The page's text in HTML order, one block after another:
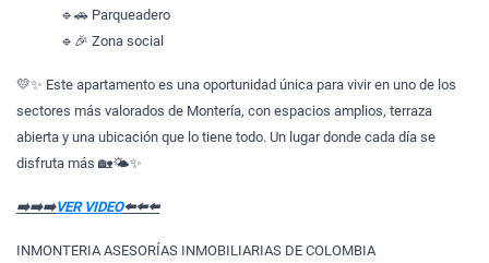
🔹🚗 Parqueadero
🔹🎉 Zona social
💛✨ Este apartamento es una oportunidad única para vivir en uno de los
sectores más valorados de Montería, con espacios amplios, terraza
abierta y una ubicación que lo tiene todo. Un lugar donde cada día se
disfruta más 🏡🌤️✨
➡️➡️➡️VER VIDEO⬅️⬅️⬅️
INMONTERIA ASESORÍAS INMOBILIARIAS DE COLOMBIA